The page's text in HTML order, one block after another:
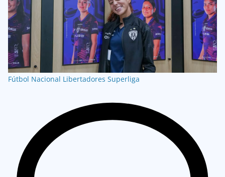
Fútbol Nacional Libertadores Superliga